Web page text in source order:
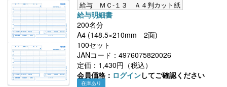
給与 ＭＣ-１３ Ａ４判カット紙
給与明細書
200名分
A4 (148.5×210mm 2面)
100セット
JANコード：4976075820026
定価：1,430円（税込）
会員価格： ログインしてご確認ください
在庫あり